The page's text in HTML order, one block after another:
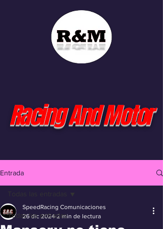
Racing And Motor
Entrada
Todas las entradas
Todas las entradas
SpeedRacing Comunicaciones
26 dic 2024 2 min de lectura